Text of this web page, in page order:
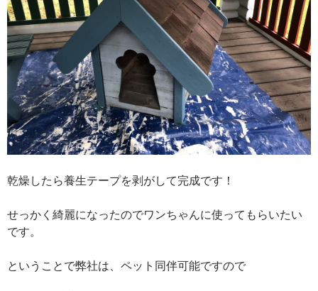
乾燥したら養生テープを剥がして完成です！
せっかく綺麗になったのでワンちゃんに使ってもらいたい
です。
ということで弊社は、ペット同伴可能ですので